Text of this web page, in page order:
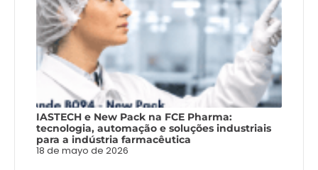
IASTECH e New Pack na FCE Pharma:
tecnologia, automação e soluções industriais
para a indústria farmacêutica
18 de mayo de 2026